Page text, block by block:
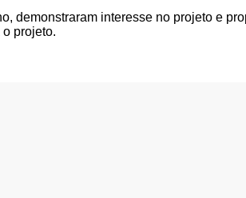
demonstraram interesse no projeto e
projeto.